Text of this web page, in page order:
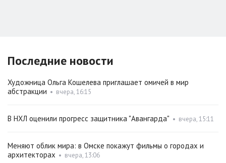
Последние новости
Художница Ольга Кошелева приглашает омичей в мир
абстракции • вчера, 16:15
В НХЛ оценили прогресс защитника "Авангарда" • вчера, 15:11
Меняют облик мира: в Омске покажут фильмы о городах и
архитекторах • вчера, 13:06